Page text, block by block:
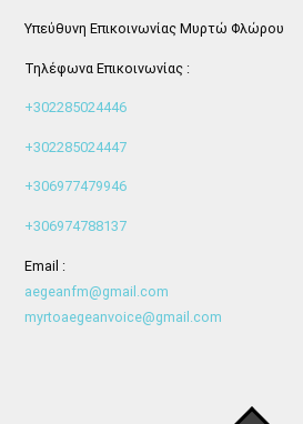
Υπεύθυνη Επικοινωνίας Μυρτώ Φλώρου
Τηλέφωνα Επικοινωνίας :
+302285024446
+302285024447
+306977479946
+306974788137
Email :
aegeanfm@gmail.com
myrtoaegeanvoice@gmail.com